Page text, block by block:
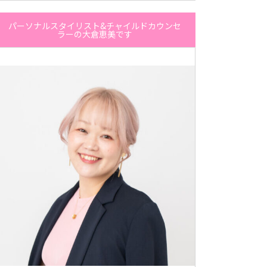
パーソナルスタイリスト&チャイルドカウンセ
ラーの大倉恵美です